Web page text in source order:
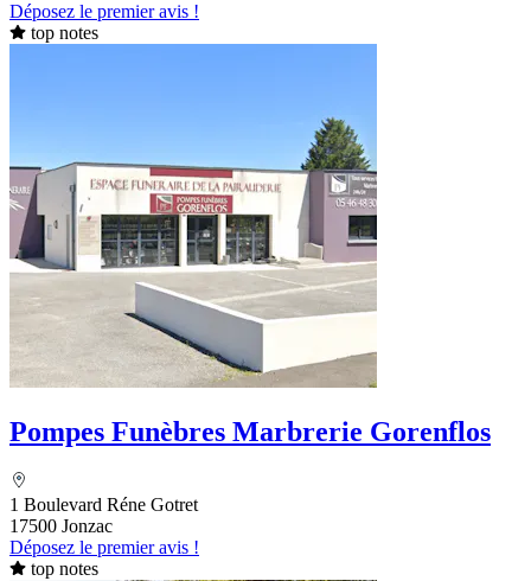
Déposez le premier avis !
top notes
Pompes Funèbres Marbrerie Gorenflos
1 Boulevard Réne Gotret
17500 Jonzac
Déposez le premier avis !
top notes